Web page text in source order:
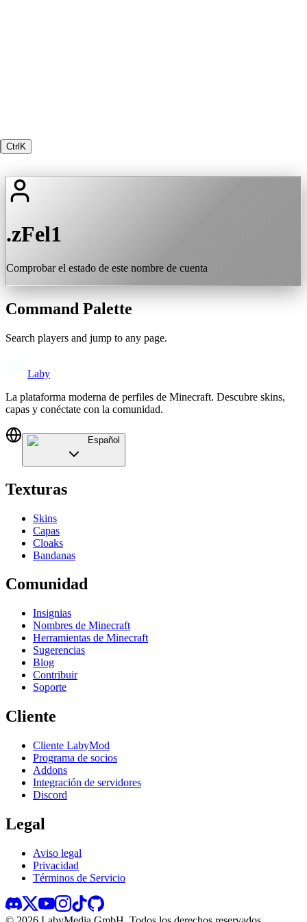
Ctrl K
.zFel1
Comprobar el estado de este nombre de cuenta
Command Palette
Search players and jump to any page.
Laby
La plataforma moderna de perfiles de Minecraft. Descubre skins,
capas y conéctate con la comunidad.
Español
Texturas
Skins
Capas
Cloaks
Bandanas
Comunidad
Insignias
Nombres de Minecraft
Herramientas de Minecraft
Sugerencias
Blog
Contribuir
Soporte
Cliente
Cliente LabyMod
Programa de socios
Addons
Integración de servidores
Discord
Legal
Aviso legal
Privacidad
Términos de Servicio